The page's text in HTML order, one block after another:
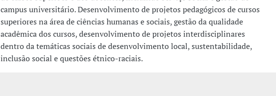
campus universitário. Desenvolvimento de projetos pedagógicos de cursos
superiores na área de ciências humanas e sociais, gestão da qualidade
acadêmica dos cursos, desenvolvimento de projetos interdisciplinares
dentro da temáticas sociais de desenvolvimento local, sustentabilidade,
inclusão social e questões étnico-raciais.